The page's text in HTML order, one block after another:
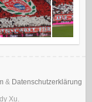
& Datenschutzerklärung
Xu.